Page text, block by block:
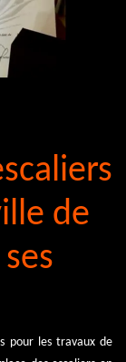
de
pour les travaux de